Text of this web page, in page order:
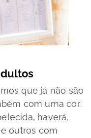
que já não são
com uma cor.
haverá,
outros com